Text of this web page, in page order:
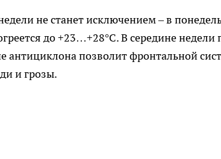
не станет исключением – в
до +23…+28°C. В середине
антициклона позволит фронтальной
и грозы.